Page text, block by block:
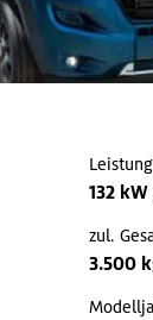
Leistung
132
zul.
3.500